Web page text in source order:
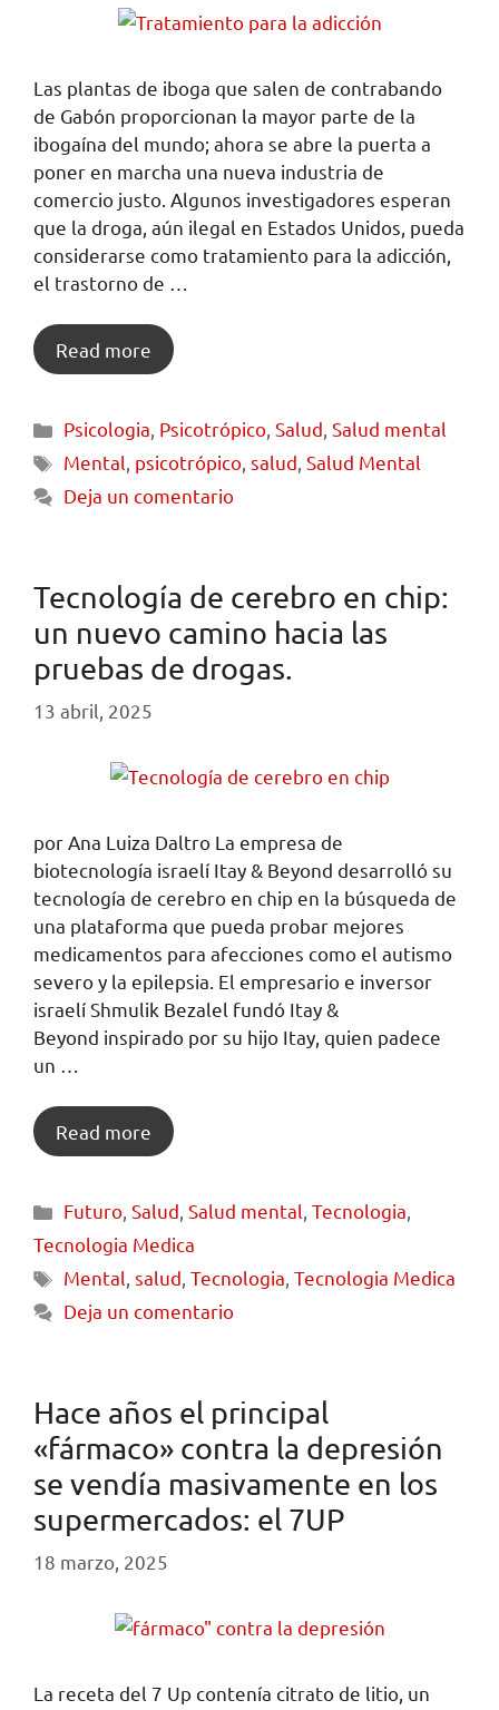
Las plantas de iboga que salen de contrabando
de Gabón proporcionan la mayor parte de la
ibogaína del mundo; ahora se abre la puerta a
poner en marcha una nueva industria de
comercio justo. Algunos investigadores esperan
que la droga, aún ilegal en Estados Unidos, pueda
considerarse como tratamiento para la adicción,
el trastorno de …
Read more
Psicologia, Psicotrópico,Salud,Salud mental
Mental, psicotrópico,salud,Salud Mental
Deja un comentario
Tecnología de cerebro en chip:
un nuevo camino hacia las
pruebas de drogas.
13 abril, 2025
por Ana Luiza Daltro La empresa de
biotecnología israelí Itay & Beyond desarrolló su
tecnología de cerebro en chip en la búsqueda de
una plataforma que pueda probar mejores
medicamentos para afecciones como el autismo
severo y la epilepsia. El empresario e inversor
israelí Shmulik Bezalel fundó Itay &
Beyond inspirado por su hijo Itay, quien padece
un …
Read more
Futuro,Salud,Salud mental,Tecnologia,
Tecnologia Medica
Mental,salud,Tecnologia,Tecnologia Medica
Deja un comentario
Hace años el principal
«fármaco» contra la depresión
se vendía masivamente en los
supermercados: el 7UP
18 marzo, 2025
La receta del 7 Up contenía citrato de litio, un